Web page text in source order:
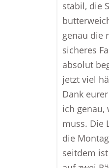
stabil, die
genau die
sicheres
absolut
jetzt viel
Dank
ich genau,
muss. Die
die
seitdem